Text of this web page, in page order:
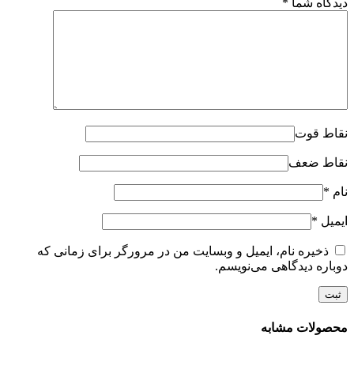
دیدگاه شما *
نقاط قوت
نقاط ضعف
نام *
ایمیل *
ذخیره نام، ایمیل و وبسایت من در مرورگر برای زمانی که
دوباره دیدگاهی می‌نویسم.
محصولات مشابه